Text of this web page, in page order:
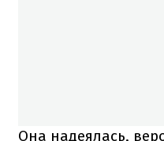
Она надеялась,